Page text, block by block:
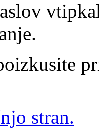
stran.